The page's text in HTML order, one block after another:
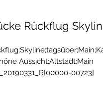
Rückflug
Aussicht;Altstadt;Main
00723]